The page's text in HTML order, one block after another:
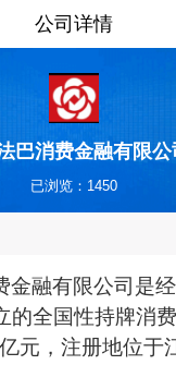
公司详情
巴消费金融有限公
已浏览：1450
金融有限公司是
的全国性持牌消
亿元，注册地位于